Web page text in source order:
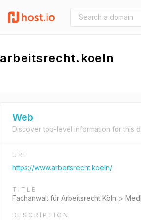
arbeitsrecht.koeln
Web
Discover top-level information for this
URL
https://www.arbeitsrecht.koeln/
TITLE
Fachanwalt für Arbeitsrecht Köln ▷
DESCRIPTION